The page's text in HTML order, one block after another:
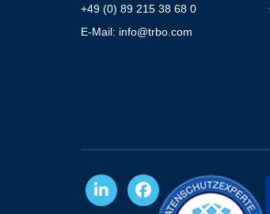
+49 (0) 89 215 38 68 0
E-Mail: info@trbo.com